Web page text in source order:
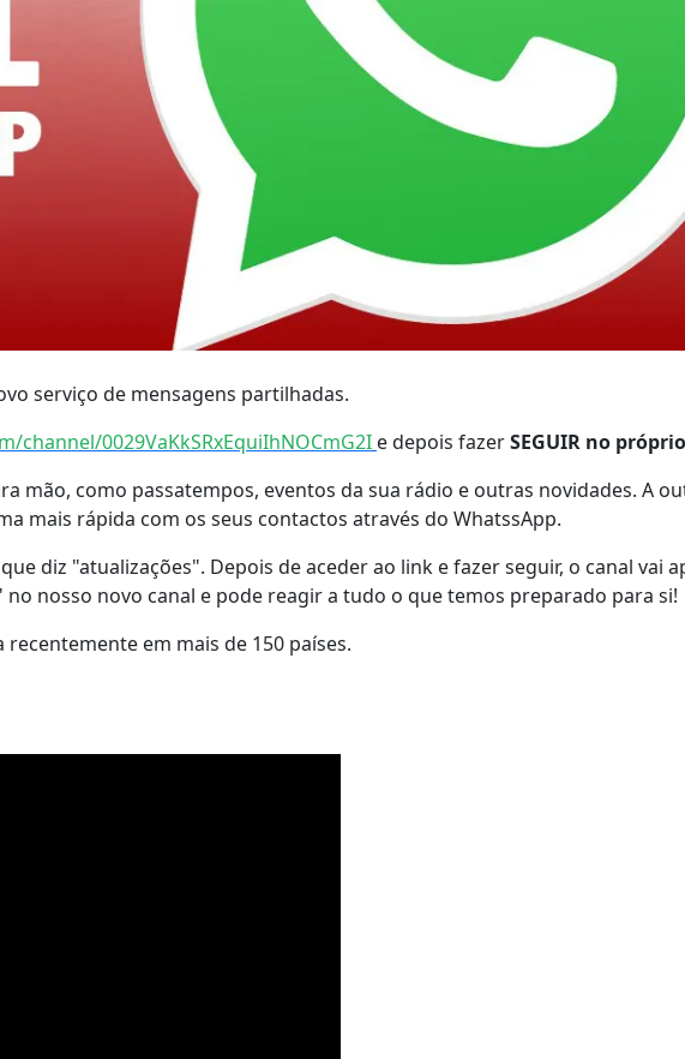
serviço de mensagens partilhadas.
channel/0029VaKkSRxEquiIhNOCmG2I e depois fazerSEGUIR no
mão, como passatempos, eventos da sua rádio e outras novidades. A
mais rápida com os seus contactos através do WhatssApp.
diz "atualizações". Depois de aceder ao link e fazer seguir, o canal vai
nosso novo canal e pode reagir a tudo o que temos preparado para si!
em mais de 150 países.